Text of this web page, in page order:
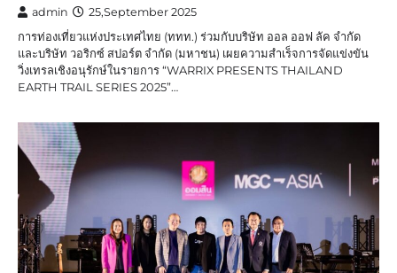
admin 25,September 2025
การท่องเที่ยวแห่งประเทศไทย (ททท.) ร่วมกับบริษัท ออล ออฟ ลัค จำกัด
และบริษัท วอริกซ์ สปอร์ต จำกัด (มหาชน) เผยความสำเร็จการจัดแข่งขัน
วิ่งเทรลเชิงอนุรักษ์ในรายการ “WARRIX PRESENTS THAILAND
EARTH TRAIL SERIES 2025”…